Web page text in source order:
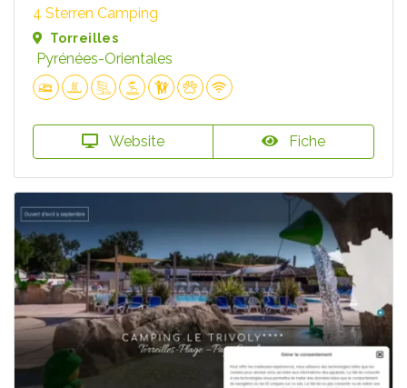
4 Sterren Camping
Torreilles
Pyrénées-Orientales
Website Fiche